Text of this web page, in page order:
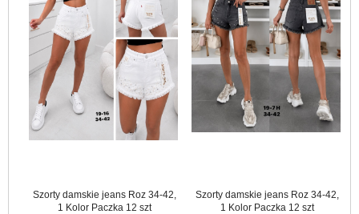
Szorty damskie jeans Roz 34-42,
1 Kolor Paczka 12 szt
Szorty damskie jeans Roz 34-42,
1 Kolor Paczka 12 szt